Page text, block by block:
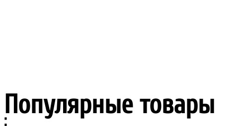
Популярные товары
: